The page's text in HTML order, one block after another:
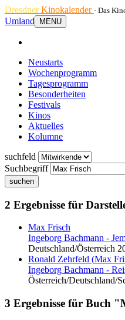
DresdnerKinokalender - Das
Umland
MENU
Neustarts
Wochenprogramm
Tagesprogramm
Besonderheiten
Festivals
Kinos
Aktuelles
Kolumne
suchfeld
Suchbegriff
suchen
2 Ergebnisse für
Max Frisch
Ingeborg Bachmann -
Deutschland/Österreich
Ronald Zehrfeld (Max
Ingeborg Bachmann -
Österreich/Deutschland/
3 Ergebnisse für Buch